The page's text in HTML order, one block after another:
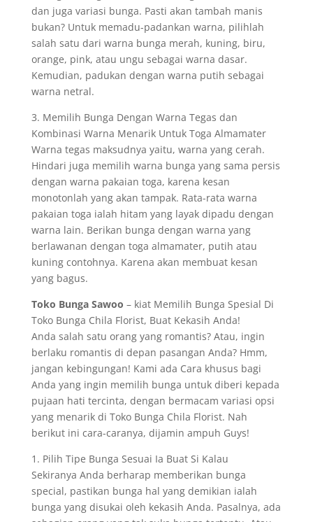
dan juga variasi bunga. Pasti akan tambah manis
bukan? Untuk memadu-padankan warna, pilihlah
salah satu dari warna bunga merah, kuning, biru,
orange, pink, atau ungu sebagai warna dasar.
Kemudian, padukan dengan warna putih sebagai
warna netral.
3. Memilih Bunga Dengan Warna Tegas dan
Kombinasi Warna Menarik Untuk Toga Almamater
Warna tegas maksudnya yaitu, warna yang cerah.
Hindari juga memilih warna bunga yang sama persis
dengan warna pakaian toga, karena kesan
monotonlah yang akan tampak. Rata-rata warna
pakaian toga ialah hitam yang layak dipadu dengan
warna lain. Berikan bunga dengan warna yang
berlawanan dengan toga almamater, putih atau
kuning contohnya. Karena akan membuat kesan
yang bagus.
Toko Bunga Sawoo – kiat Memilih Bunga Spesial Di
Toko Bunga Chila Florist, Buat Kekasih Anda!
Anda salah satu orang yang romantis? Atau, ingin
berlaku romantis di depan pasangan Anda? Hmm,
jangan kebingungan! Kami ada Cara khusus bagi
Anda yang ingin memilih bunga untuk diberi kepada
pujaan hati tercinta, dengan bermacam variasi opsi
yang menarik di Toko Bunga Chila Florist. Nah
berikut ini cara-caranya, dijamin ampuh Guys!
1. Pilih Tipe Bunga Sesuai Ia Buat Si Kalau
Sekiranya Anda berharap memberikan bunga
special, pastikan bunga hal yang demikian ialah
bunga yang disukai oleh kekasih Anda. Pasalnya, ada